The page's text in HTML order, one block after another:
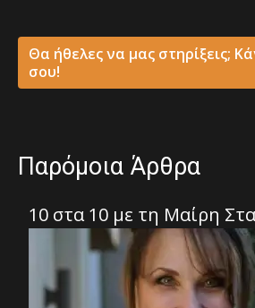
Θα ήθελες να μας στηρίξεις;
σου!
Παρόμοια Άρθρα
10 στα 10 με τη Μαίρη